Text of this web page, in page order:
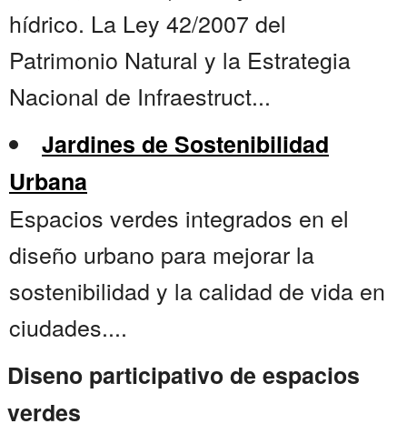
hídrico. La Ley 42/2007 del
Patrimonio Natural y la Estrategia
Nacional de Infraestruct...
Jardines de Sostenibilidad
Urbana
Espacios verdes integrados en el
diseño urbano para mejorar la
sostenibilidad y la calidad de vida en
ciudades....
Diseno participativo de espacios
verdes